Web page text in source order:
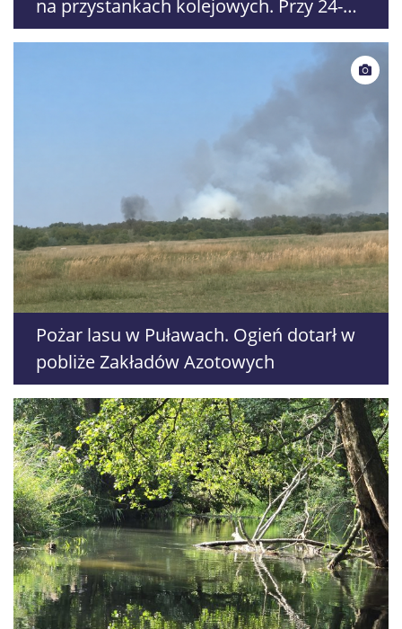
na przystankach kolejowych. Przy 24-
latku znaleziono środki odurzające
Pożar lasu w Puławach. Ogień dotarł w
pobliże Zakładów Azotowych